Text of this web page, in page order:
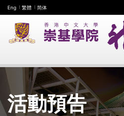
Eng 繁體 简体
活動預告